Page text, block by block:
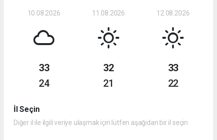
10.08.2026
33
24
11.08.2026
32
21
12.08.2026
33
22
İl Seçin
Diğer il ile ilgili veriye ulaşmak için lütfen aşağıdan bir il seçin